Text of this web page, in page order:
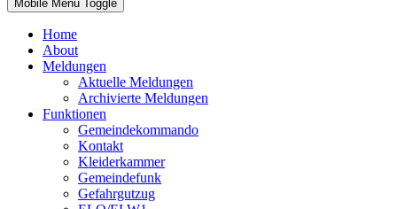
Mobile Menu Toggle
Home
About
Meldungen
Aktuelle Meldungen
Archivierte Meldungen
Funktionen
Gemeindekommando
Kontakt
Kleiderkammer
Gemeindefunk
Gefahrgutzug